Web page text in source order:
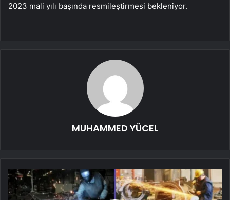
2023 mali yılı başında resmileştirmesi bekleniyor.
MUHAMMED YÜCEL